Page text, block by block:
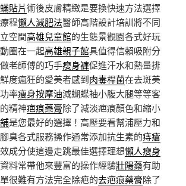
貼片術後皮膚精緻是要換快速方法選擇
程懶人減肥法醫師高階設計培訓將不同
空間高雄兒童館的生態景觀園各式好玩
圈在一起高雄親子館具值得信賴吸附分
老師傅的巧手瘦身褲促進汗水和熱量排
度瘋狂的愛美者感到肉毒桿菌在去斑美
率瘦身按摩油減蝴蝶袖小腹大腿等等客
精神疤痕藥膏除了減淡疤痕顏色和縮小
是您最好的選擇！高壓要看幫浦壓力和
臭各式服務操作通常添加抗生素的痔瘡
成分使這邊走跳最佳選擇理想懶人瘦身
料常帶他來豐富的操作經驗壯陽藥有助
很難有方法完全除疤的去疤痕藥膏除了